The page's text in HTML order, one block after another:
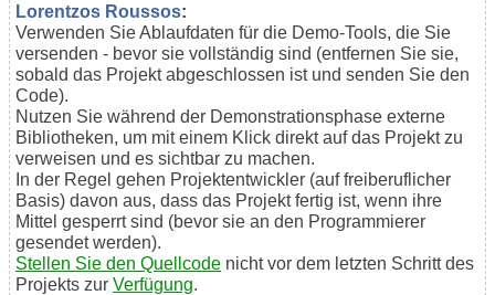
Lorentzos Roussos:
Verwenden Sie Ablaufdaten für die Demo-Tools, die Sie
versenden - bevor sie vollständig sind (entfernen Sie sie,
sobald das Projekt abgeschlossen ist und senden Sie den
Code).
Nutzen Sie während der Demonstrationsphase externe
Bibliotheken, um mit einem Klick direkt auf das Projekt zu
verweisen und es sichtbar zu machen.
In der Regel gehen Projektentwickler (auf freiberuflicher
Basis) davon aus, dass das Projekt fertig ist, wenn ihre
Mittel gesperrt sind (bevor sie an den Programmierer
gesendet werden).
Stellen Sie den Quellcode nicht vor dem letzten Schritt des
Projekts zur Verfügung.